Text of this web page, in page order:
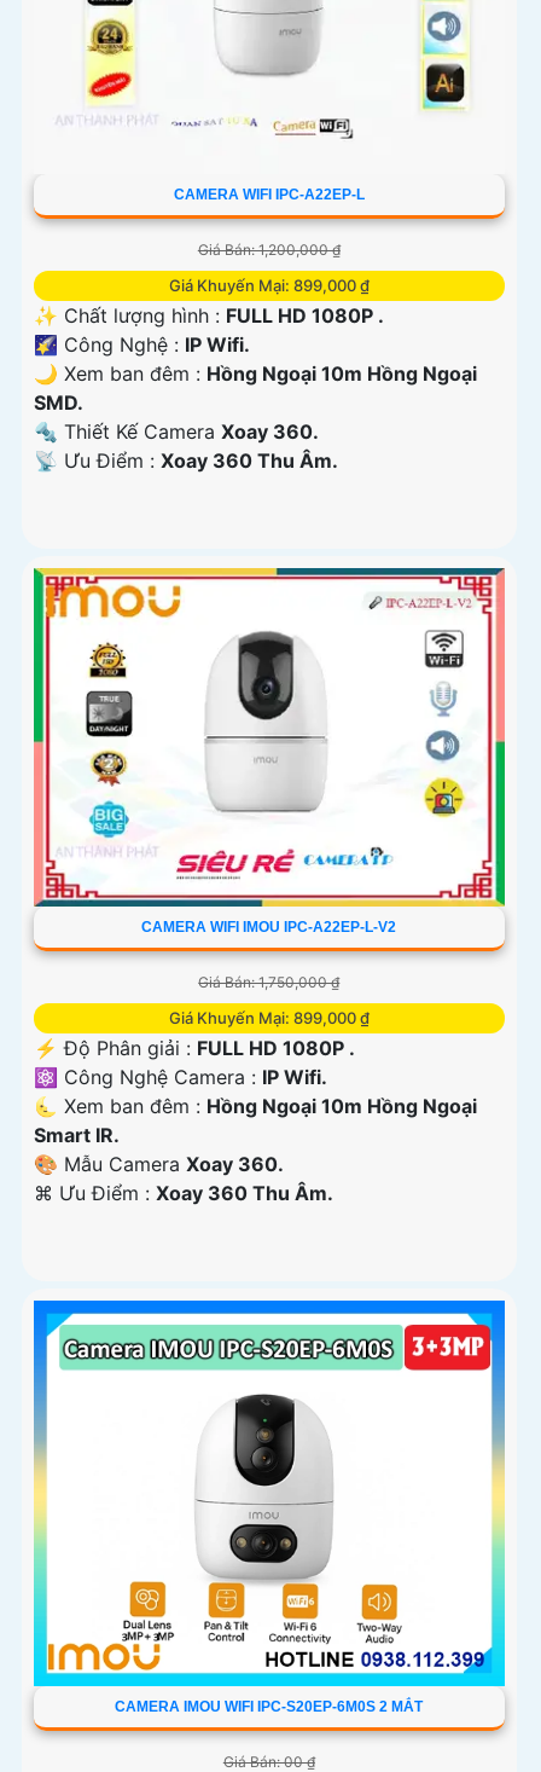
CAMERA WIFI IPC-A22EP-L
Giá Bán: 1,200,000 ₫
Giá Khuyến Mại: 899,000 ₫
✨ Chất lượng hình : FULL HD 1080P .
🌠 Công Nghệ : IP Wifi.
🌙 Xem ban đêm : Hồng Ngoại 10m Hồng Ngoại
SMD.
🔩 Thiết Kế Camera Xoay 360.
️📡 Ưu Điểm : Xoay 360 Thu Âm.
CAMERA WIFI IMOU IPC-A22EP-L-V2
Giá Bán: 1,750,000 ₫
Giá Khuyến Mại: 899,000 ₫
️⚡ Độ Phân giải : FULL HD 1080P .
⚛️ Công Nghệ Camera : IP Wifi.
🌜 Xem ban đêm : Hồng Ngoại 10m Hồng Ngoại
Smart IR.
🎨 Mẫu Camera Xoay 360.
️⌘ Ưu Điểm : Xoay 360 Thu Âm.
CAMERA IMOU WIFI IPC-S20EP-6M0S 2 MẮT
Giá Bán: 00 ₫